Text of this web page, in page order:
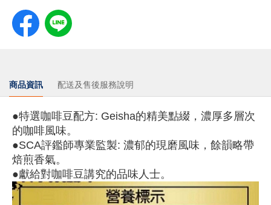
商品資訊 配送及售後服務說明
●特選咖啡豆配方: Geisha的精美點綴，濃厚多層次
的咖啡風味。
●SCA評鑑師專業監製: 濃郁的現磨風味，餘韻略帶
焙煎香氣。
●獻給對咖啡豆講究的品味人士。